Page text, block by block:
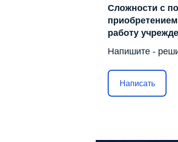
Сложности с
работу
Напишите -
Написать